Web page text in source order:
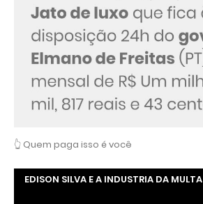
👆 Quem paga isso é você
EDISON SILVA E A INDUSTRIA DA MULTA